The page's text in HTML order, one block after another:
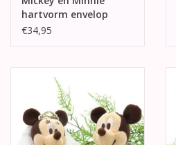
hartvorm envelop
doos
€34,95